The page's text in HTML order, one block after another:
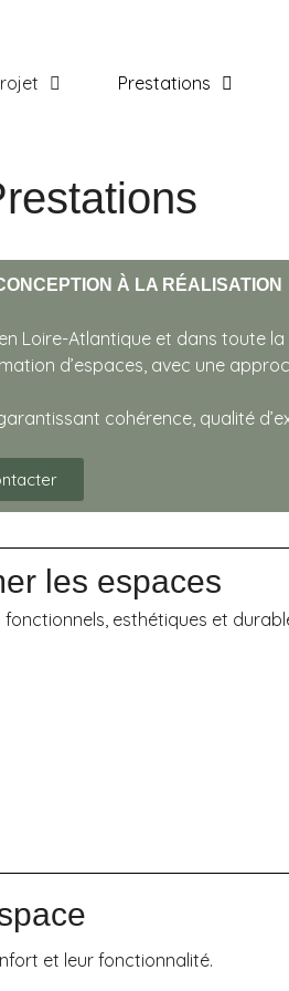
Prestations
À LA RÉALISATION
Loire-Atlantique et dans toute
d’espaces, avec une
cohérence, qualité
les espaces
esthétiques et
et leur fonctionnalité.